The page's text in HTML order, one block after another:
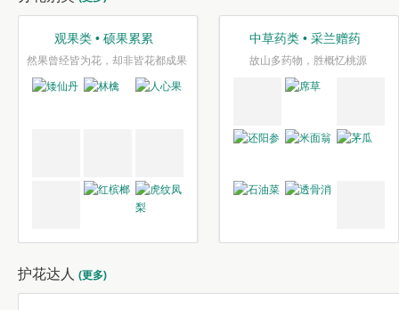
观果类 • 硕果累累
然果曾经皆为花，却非皆花都成果
中草药类 • 采兰赠药
故山多药物，胜概忆桃源
护花达人 (更多)